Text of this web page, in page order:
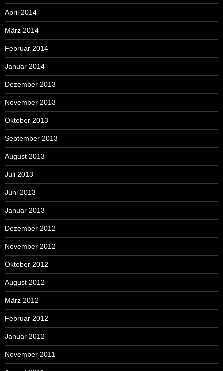
April 2014
März 2014
Februar 2014
Januar 2014
Dezember 2013
November 2013
Oktober 2013
September 2013
August 2013
Juli 2013
Juni 2013
Januar 2013
Dezember 2012
November 2012
Oktober 2012
August 2012
März 2012
Februar 2012
Januar 2012
November 2011